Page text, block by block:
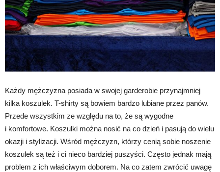
Każdy mężczyzna posiada w swojej garderobie przynajmniej
kilka koszulek. T-shirty są bowiem bardzo lubiane przez panów.
Przede wszystkim ze względu na to, że są wygodne
i komfortowe. Koszulki można nosić na co dzień i pasują do wielu
okazji i stylizacji. Wśród mężczyzn, którzy cenią sobie noszenie
koszulek są też i ci nieco bardziej puszyści. Często jednak mają
problem z ich właściwym doborem. Na co zatem zwrócić uwagę